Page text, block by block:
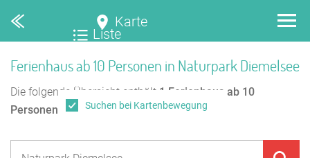
Karte
Liste
Ferienhaus ab 10 Personen in Naturpark Diemelsee
Die folgende Übersicht enthält 1 Ferienhaus ab 10
Personen in Naturpark Diemelsee.
Suchen bei Kartenbewegung